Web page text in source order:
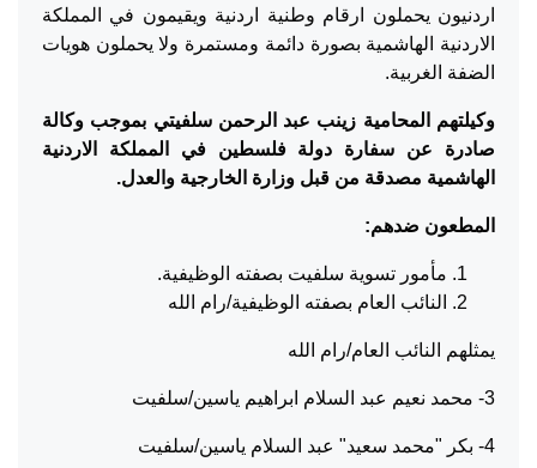
اردنيون يحملون ارقام وطنية اردنية ويقيمون في المملكة
الاردنية الهاشمية بصورة دائمة ومستمرة ولا يحملون هويات
الضفة الغربية.
وكيلتهم المحامية زينب عبد الرحمن سلفيتي بموجب وكالة
صادرة عن سفارة دولة فلسطين في المملكة الاردنية
الهاشمية مصدقة من قبل وزارة الخارجية والعدل.
المطعون ضدهم:
مأمور تسوية سلفيت بصفته الوظيفية.
النائب العام بصفته الوظيفية/رام الله
يمثلهم النائب العام/رام الله
3- محمد نعيم عبد السلام ابراهيم ياسين/سلفيت
4- بكر "محمد سعيد" عبد السلام ياسين/سلفيت